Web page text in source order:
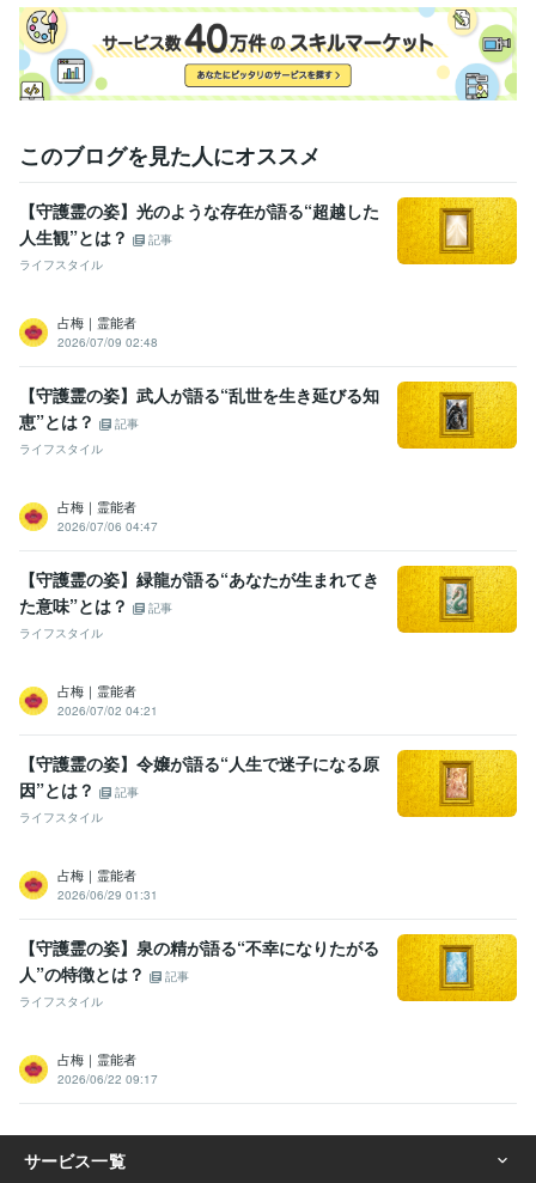
このブログを見た人にオススメ
【守護霊の姿】光のような存在が語る“超越した
人生観”とは？
記事
ライフスタイル
占梅｜霊能者
2026/07/09 02:48
【守護霊の姿】武人が語る“乱世を生き延びる知
恵”とは？
記事
ライフスタイル
占梅｜霊能者
2026/07/06 04:47
【守護霊の姿】緑龍が語る“あなたが生まれてき
た意味”とは？
記事
ライフスタイル
占梅｜霊能者
2026/07/02 04:21
【守護霊の姿】令嬢が語る“人生で迷子になる原
因”とは？
記事
ライフスタイル
占梅｜霊能者
2026/06/29 01:31
【守護霊の姿】泉の精が語る“不幸になりたがる
人”の特徴とは？
記事
ライフスタイル
占梅｜霊能者
2026/06/22 09:17